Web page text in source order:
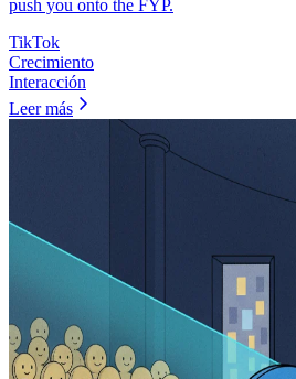
push you onto the FYP.
TikTok
Crecimiento
Interacción
Leer más